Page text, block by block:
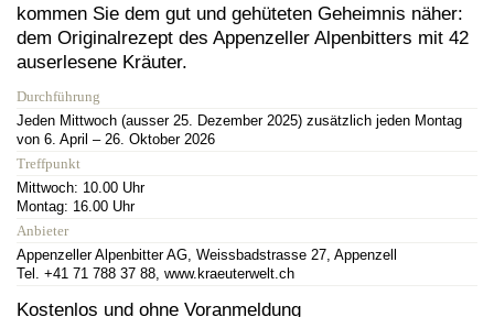
kommen Sie dem gut und gehüteten Geheimnis näher:
dem Originalrezept des Appenzeller Alpenbitters mit 42
auserlesene Kräuter.
Durchführung
Jeden Mittwoch (ausser 25. Dezember 2025) zusätzlich jeden Montag
von 6. April – 26. Oktober 2026
Treffpunkt
Mittwoch: 10.00 Uhr
Montag: 16.00 Uhr
Anbieter
Appenzeller Alpenbitter AG, Weissbadstrasse 27, Appenzell
Tel. +41 71 788 37 88, www.kraeuterwelt.ch
Kostenlos und ohne Voranmeldung